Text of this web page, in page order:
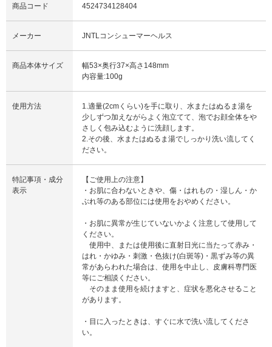
商品コード 4524734128404
メーカー JNTLコンシューマーヘルス
商品本体サイズ
幅53×奥行37×高さ148mm
内容量:100g
使用方法
1.適量(2cmくらい)を手に取り、水またはぬるま湯を
少しずつ加えながらよく泡立てて、泡でお顔全体をや
さしく包み込むように洗顔します。
2.その後、水またはぬるま湯でしっかり洗い流してく
ださい。
特記事項・成分
表示
【ご使用上の注意】
・お肌に合わないときや、傷・はれもの・湿しん・か
ぶれ等のある部位には使用をおやめください。
・お肌に異常が生じていないかよく注意して使用して
ください。
使用中、または使用後に直射日光に当たって赤み・
はれ・かゆみ・刺激・色抜け(白斑等)・黒ずみ等の異
常があらわれた場合は、使用を中止し、皮膚科専門医
等にご相談ください。
そのまま使用を続けますと、症状を悪化させること
があります。
・目に入ったときは、すぐに水で洗い流してくださ
い。